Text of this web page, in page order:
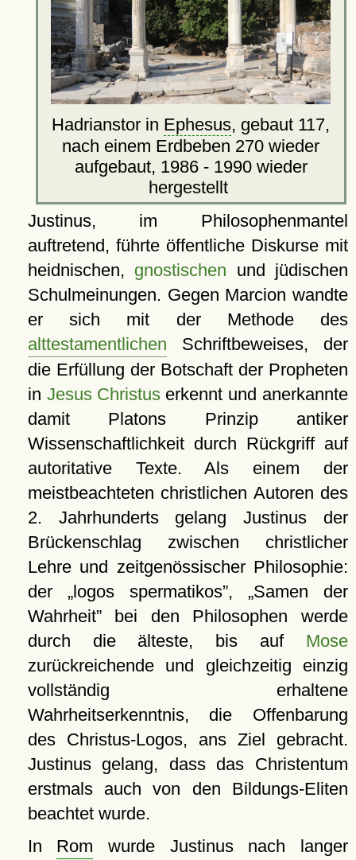
Hadrianstor in Ephesus, gebaut 117,
nach einem Erdbeben 270 wieder
aufgebaut, 1986 - 1990 wieder
hergestellt
Justinus, im Philosophenmantel
auftretend, führte öffentliche Diskurse mit
heidnischen, gnostischen und jüdischen
Schulmeinungen. Gegen Marcion wandte
er sich mit der Methode des
alttestamentlichen Schriftbeweises, der
die Erfüllung der Botschaft der Propheten
in Jesus Christuserkennt und anerkannte
damit Platons Prinzip antiker
Wissenschaftlichkeit durch Rückgriff auf
autoritative Texte. Als einem der
meistbeachteten christlichen Autoren des
2. Jahrhunderts gelang Justinus der
Brückenschlag zwischen christlicher
Lehre und zeitgenössischer Philosophie:
der
logos spermatikos ,
Samen der
Wahrheit bei den Philosophen werde
durch die älteste, bis auf Mose
zurückreichende und gleichzeitig einzig
vollständig erhaltene
Wahrheitserkenntnis, die Offenbarung
des Christus-Logos, ans Ziel gebracht.
Justinus gelang, dass das Christentum
erstmals auch von den Bildungs-Eliten
beachtet wurde.
In Rom wurde Justinus nach langer